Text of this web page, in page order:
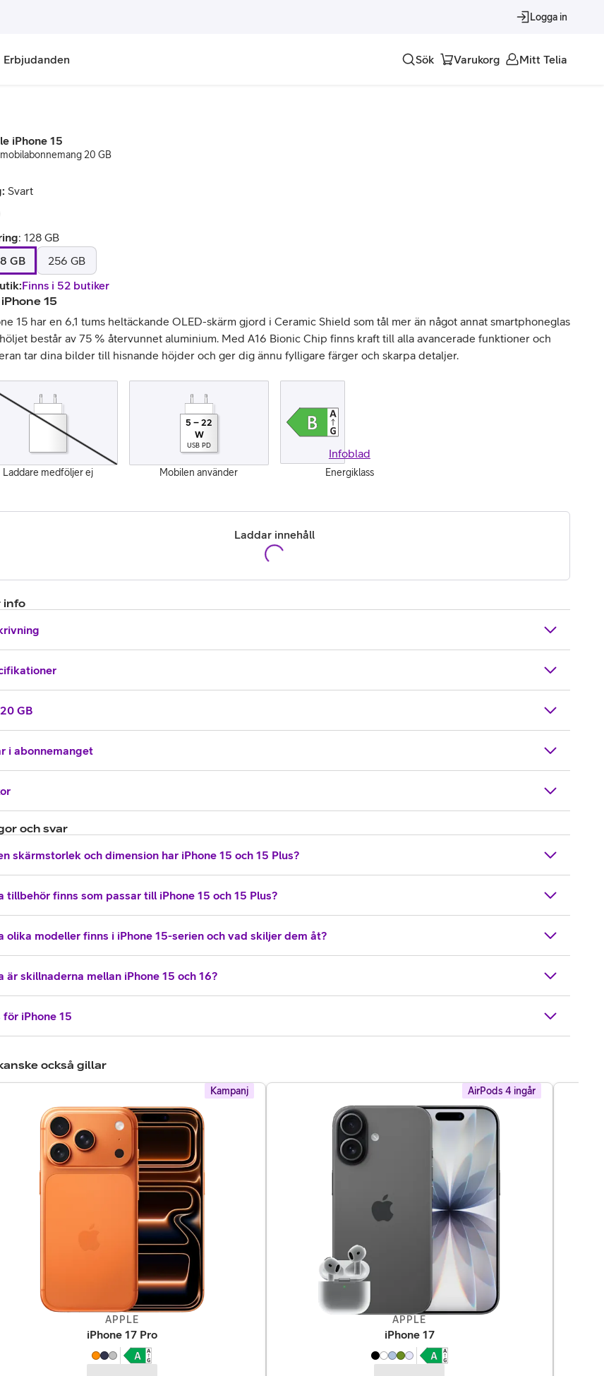
Logga in
för pensionär
Erbjudanden Sök Varukorg Mitt Telia
iPhone 15
20 GB
Svart
: 128 GB
GB
256 GB
:Finns i 52 butiker
iPhone 15
15 har en 6,1 tums heltäckande OLED-skärm gjord i Ceramic Shield som tål mer än något annat smartphoneglas
består av 75 % återvunnet aluminium. Med A16 Bionic Chip finns kraft till alla avancerade funktioner och
tar dina bilder till hisnande höjder och ger dig ännu fylligare färger och skarpa detaljer.
Laddare medföljer ej Mobilen använder
5 – 22
W
USB PD
Energiklass
Infoblad
Laddar innehåll
info
GB
i abonnemanget
och svar
skärmstorlek och dimension har iPhone 15 och 15 Plus?
tillbehör finns som passar till iPhone 15 och 15 Plus?
olika modeller finns i iPhone 15-serien och vad skiljer dem åt?
är skillnaderna mellan iPhone 15 och 16?
för iPhone 15
också gillar
Kampanj
APPLE
iPhone 17 Pro,
AirPods 4 ingår
APPLE
iPhone 17,